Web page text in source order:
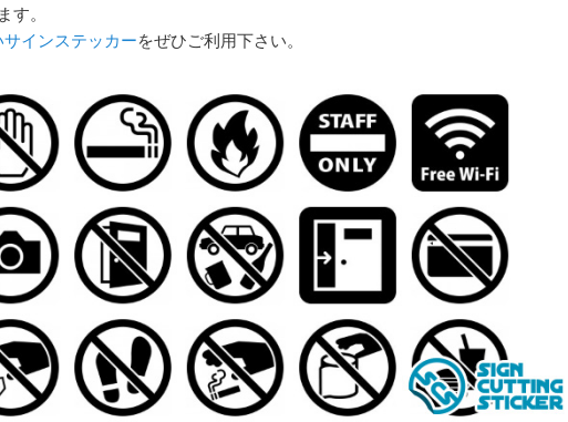
。
インステッカーをぜひご利用下さい。